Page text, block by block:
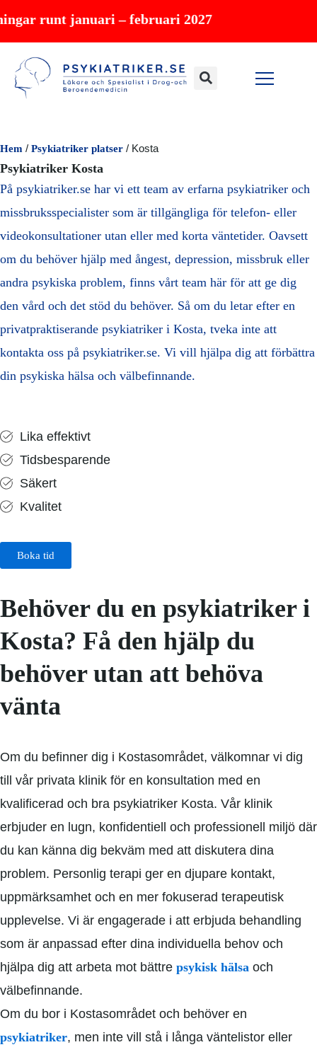
januari – februari 2027
Hoppa
innehåll
Hem / Psykiatriker platser / Kosta
Psykiatriker Kosta
På psykiatriker.se har vi ett team av erfarna psykiatriker och
missbruksspecialister som är tillgängliga för telefon- eller
videokonsultationer utan eller med korta väntetider. Oavsett
om du behöver hjälp med ångest, depression, missbruk eller
andra psykiska problem, finns vårt team här för att ge dig
den vård och det stöd du behöver. Så om du letar efter en
privatpraktiserande psykiatriker i Kosta, tveka inte att
kontakta oss på psykiatriker.se. Vi vill hjälpa dig att förbättra
din psykiska hälsa och välbefinnande.
Lika effektivt
Tidsbesparende
Säkert
Kvalitet
Boka tid
Behöver du en psykiatriker i
Kosta? Få den hjälp du
behöver utan att behöva
vänta
Om du befinner dig i Kostasområdet, välkomnar vi dig
till vår privata klinik för en konsultation med en
kvalificerad och bra psykiatriker Kosta. Vår klinik
erbjuder en lugn, konfidentiell och professionell miljö där
du kan känna dig bekväm med att diskutera dina
problem. Personlig terapi ger en djupare kontakt,
uppmärksamhet och en mer fokuserad terapeutisk
upplevelse. Vi är engagerade i att erbjuda behandling
som är anpassad efter dina individuella behov och
hjälpa dig att arbeta mot bättre psykisk hälsa och
välbefinnande.
Om du bor i Kostasområdet och behöver en
psykiatriker, men inte vill stå i långa väntelistor eller